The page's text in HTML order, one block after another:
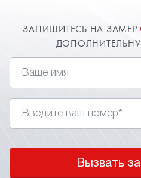
ЗАПИШИТЕСЬ НА ЗАМЕР
Вызвать